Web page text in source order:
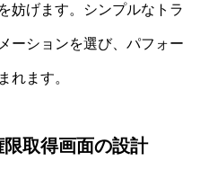
妨げます。シンプルなトラ
ーションを選び、パフォー
れます。
取得画面の設計